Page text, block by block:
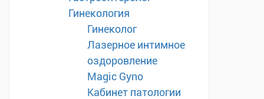
Гинекология
Гинеколог
Лазерное интимное
оздоровление
Magic Gyno
Кабинет патологии